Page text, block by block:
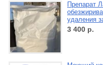
Препарат
удаления
3 400 р.